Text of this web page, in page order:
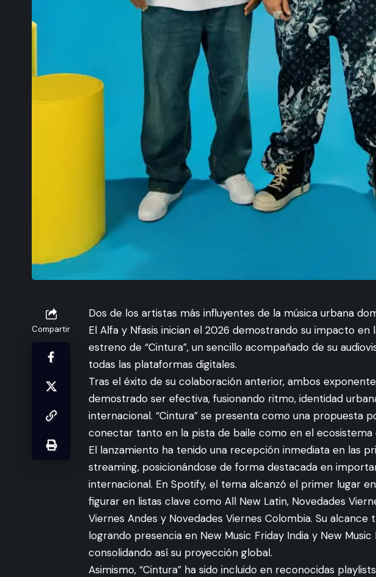
Compartir
Dos de los artistas más influyentes de la música urbana
El Alfa y Nfasis inician el 2026 demostrando su impacto en
estreno de “Cintura”, un sencillo acompañado de su
todas las plataformas digitales.
Tras el éxito de su colaboración anterior, ambos
demostrado ser efectiva, fusionando ritmo, identidad
internacional. “Cintura” se presenta como una propuesta
conectar tanto en la pista de baile como en el ecosistema
El lanzamiento ha tenido una recepción inmediata en las
streaming, posicionándose de forma destacada en
internacional. En Spotify, el tema alcanzó el primer lugar en
figurar en listas clave como All New Latin, Novedades
Viernes Andes y Novedades Viernes Colombia. Su
logrando presencia en New Music Friday India y New Music
consolidando así su proyección global.
Asimismo, “Cintura” ha sido incluido en reconocidas